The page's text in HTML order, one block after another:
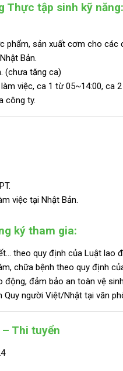
Thực tập sinh kỹ năng:
phẩm, sản xuất cơm cho các
Bản.
(chưa tăng ca)
việc, ca 1 từ 05~14:00, ca
công ty.
việc tại Nhật Bản.
ký tham gia:
theo quy định của Luật lao
chữa bệnh theo quy định
động, đảm bảo an toàn vệ
Quy người Việt/Nhật tại văn
Thi tuyển